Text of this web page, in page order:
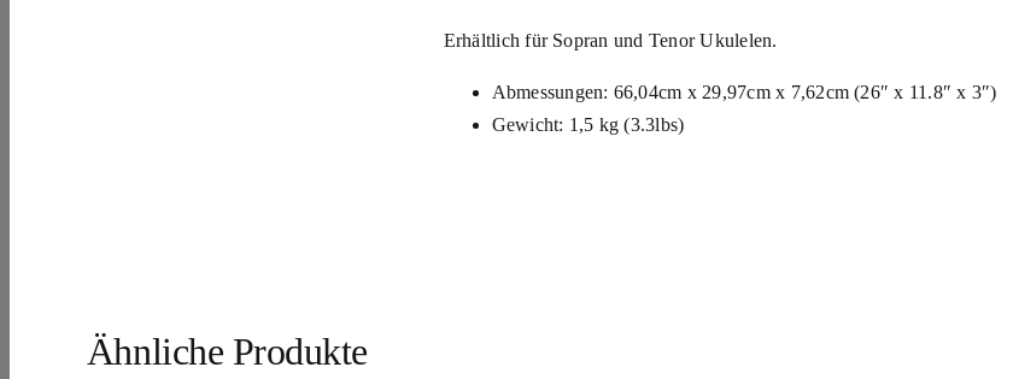
Erhältlich für Sopran und Tenor Ukulelen.
Abmessungen: 66,04cm x 29,97cm x 7,62cm (26″ x 11.8″ x 3″)
Gewicht: 1,5 kg (3.3lbs)
Ähnliche Produkte